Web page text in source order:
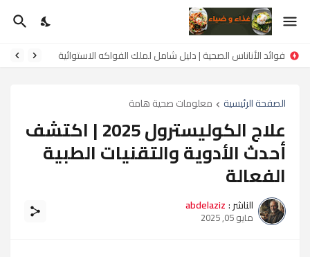
فوائد الأناناس الصحية | دليل شامل لملك الفواكه الاستوائية
الصفحة الرئيسية معلومات صحية هامة
علاج الكوليسترول 2025 | اكتشف
أحدث الأدوية والتقنيات الطبية
الفعالة
الناشر :abdelaziz
مايو 05, 2025